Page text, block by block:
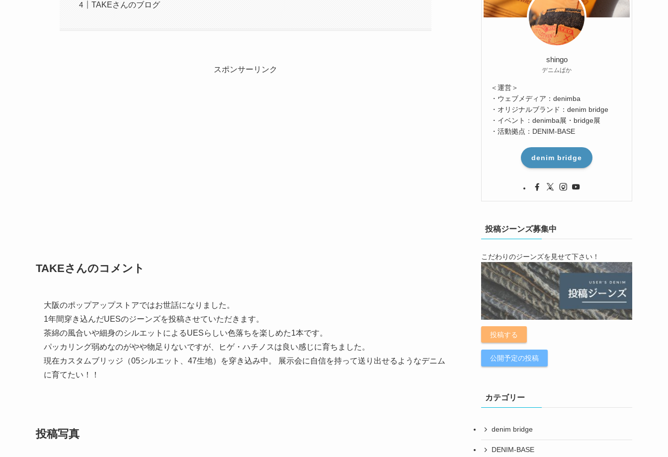
TAKEさんのブログ
スポンサーリンク
TAKEさんのコメント
大阪のポップアップストアではお世話になりました。
1年間穿き込んだUESのジーンズを投稿させていただきます。
茶綿の風合いや細身のシルエットによるUESらしい色落ちを楽しめた1本です。
パッカリング弱めなのがやや物足りないですが、ヒゲ・ハチノスは良い感じに育ちました。
現在カスタムブリッジ（05シルエット、47生地）を穿き込み中。 展示会に自信を持って送り出せるようなデニム
に育てたい！！
投稿写真
shingo
デニムばか
＜運営＞
・ウェブメディア：denimba
・オリジナルブランド：denim bridge
・イベント：denimba展・bridge展
・活動拠点：DENIM-BASE
denim bridge
投稿ジーンズ募集中
こだわりのジーンズを見せて下さい！
投稿する
公開予定の投稿
カテゴリー
denim bridge
DENIM-BASE